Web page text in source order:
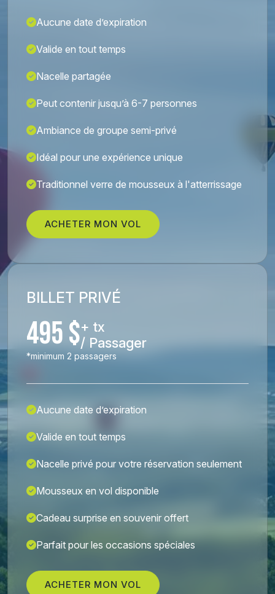
Aucune date d’expiration
Valide en tout temps
Nacelle partagée
Peut contenir jusqu’à 6-7 personnes
Ambiance de groupe semi-privé
Idéal pour une expérience unique
Traditionnel verre de mousseux à l'atterrissage
ACHETER MON VOL
BILLET PRIVÉ
495 $+ tx
/ Passager
*minimum 2 passagers
Aucune date d’expiration
Valide en tout temps
Nacelle privé pour votre réservation seulement
Mousseux en vol disponible
Cadeau surprise en souvenir offert
Parfait pour les occasions spéciales
ACHETER MON VOL